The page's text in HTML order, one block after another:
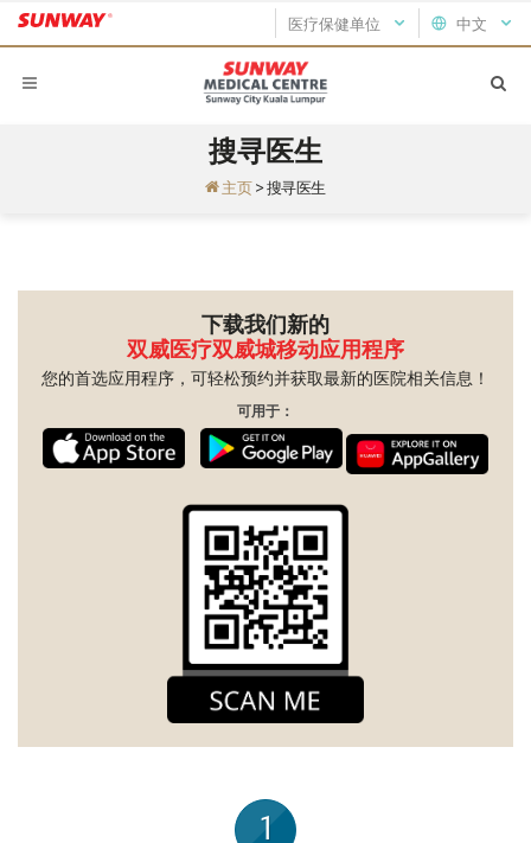
中文
医疗保健单位
搜寻医生
主页 > 搜寻医生
下载我们新的
双威医疗双威城移动应用程序
您的首选应用程序，可轻松预约并获取最新的医院相关信息！
可用于：
1